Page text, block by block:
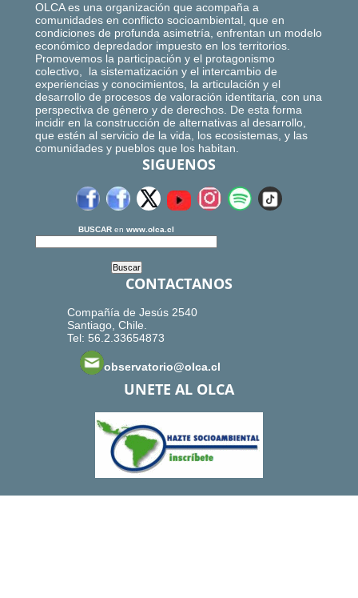
OLCA es una organización que acompaña a
comunidades en conflicto socioambiental, que en
condiciones de profunda asimetría, enfrentan un modelo
económico depredador impuesto en los territorios.
Promovemos la participación y el protagonismo
colectivo, la sistematización y el intercambio de
experiencias y conocimientos, la articulación y el
desarrollo de procesos de valoración identitaria, con una
perspectiva de género y de derechos. De esta forma
incidir en la construcción de alternativas al desarrollo,
que estén al servicio de la vida, los ecosistemas, y las
comunidades y pueblos que los habitan.
SIGUENOS
BUSCAR en www.olca.cl
CONTACTANOS
Compañía de Jesús 2540
Santiago, Chile.
Tel: 56.2.33654873
observatorio@olca.cl
UNETE AL OLCA